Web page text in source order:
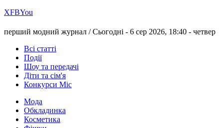
ХFBYou
перший модний журнал /Сьогодні - 6 сер 2026, 18:40 - четвер
Всі статті
Події
Шоу та передачі
Діти та сім'я
Конкурси Міс
Мода
Обкладинка
Косметика